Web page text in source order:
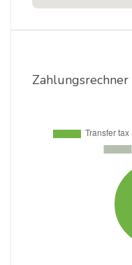
Zahlungsrechner